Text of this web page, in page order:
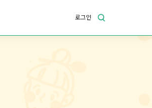
로그인